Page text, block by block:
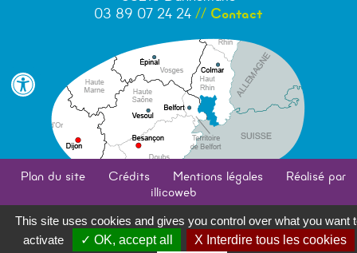
03 89 07 24 24// Contact
Plan du site Crédits Mentions légales
Réalisé par
illicoweb
This site uses cookies and gives you control over what you want
activate
✓ OK, accept all X Interdire tous les cookies